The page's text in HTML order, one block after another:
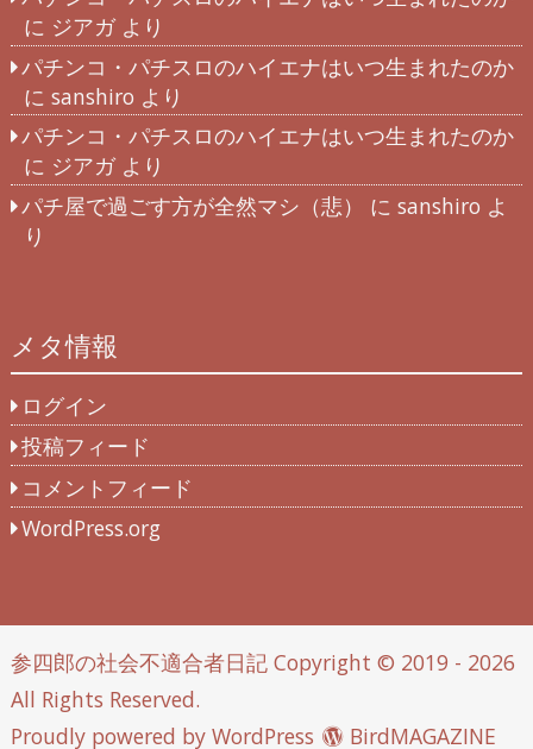
に ジアガより
パチンコ・パチスロのハイエナはいつ生まれたのか
に sanshiro より
パチンコ・パチスロのハイエナはいつ生まれたのか
に ジアガより
パチ屋で過ごす方が全然マシ（悲）
にsanshiro よ
り
メタ情報
ログイン
投稿フィード
コメントフィード
WordPress.org
参四郎の社会不適合者日記Copyright © 2019 - 2026
All Rights Reserved.
Proudly powered by WordPress
BirdMAGAZINE